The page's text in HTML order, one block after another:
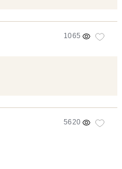
1065
5620